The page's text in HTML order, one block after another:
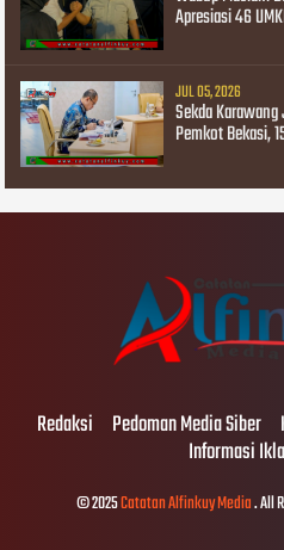
Apresiasi 46
JUL 05, 2026
Sekda
Pemkot Bekasi,
Redaksi Pedoman Media Siber
Informasi
© 2025Catatan Alfinkuy Media. All